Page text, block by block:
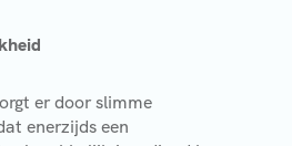
er door slimme
enerzijds een